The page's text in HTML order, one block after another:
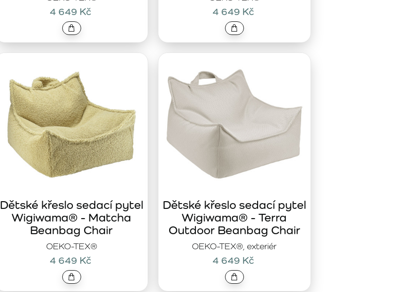
4 649 Kč 4 649 Kč
OEKO-TEX®
Dětské křeslo sedací pytel
Wigiwama® - Matcha
Beanbag Chair
4 649 Kč
OEKO-TEX®, exteriér
Dětské křeslo sedací pytel
Wigiwama® - Terra
Outdoor Beanbag Chair
4 649 Kč